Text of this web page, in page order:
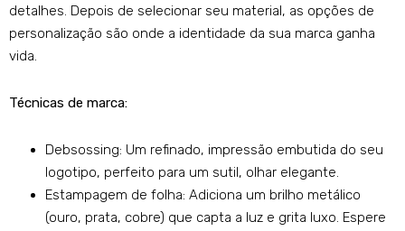
detalhes. Depois de selecionar seu material, as opções de
personalização são onde a identidade da sua marca ganha
vida.
Técnicas de marca:
Debsossing: Um refinado, impressão embutida do seu
logotipo, perfeito para um sutil, olhar elegante.
Estampagem de folha: Adiciona um brilho metálico
(ouro, prata, cobre) que capta a luz e grita luxo. Espere